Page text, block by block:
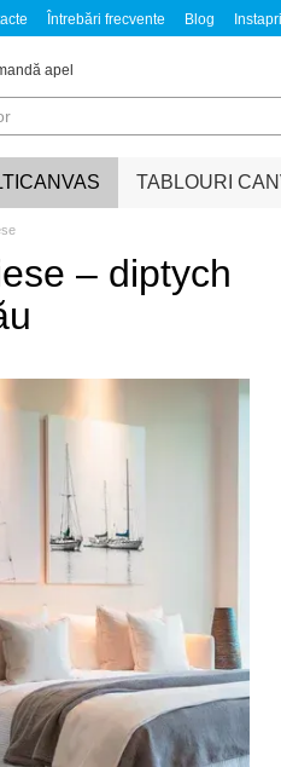
Întrebări frecvente Blog
apel
TABLOURI
– diptych